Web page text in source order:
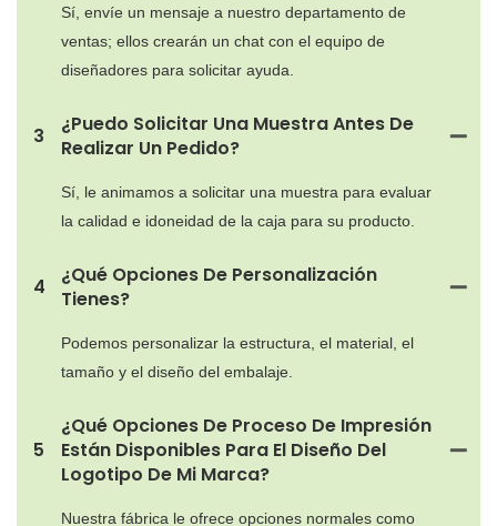
Sí, envíe un mensaje a nuestro departamento de
ventas; ellos crearán un chat con el equipo de
diseñadores para solicitar ayuda.
3
¿Puedo Solicitar Una Muestra Antes De
Realizar Un Pedido?
Sí, le animamos a solicitar una muestra para evaluar
la calidad e idoneidad de la caja para su producto.
4
¿Qué Opciones De Personalización
Tienes?
Podemos personalizar la estructura, el material, el
tamaño y el diseño del embalaje.
5
¿Qué Opciones De Proceso De Impresión
Están Disponibles Para El Diseño Del
Logotipo De Mi Marca?
Nuestra fábrica le ofrece opciones normales como